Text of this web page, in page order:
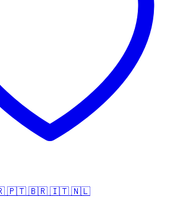
🇵🇹 🇧🇷 🇮🇹 🇳🇱